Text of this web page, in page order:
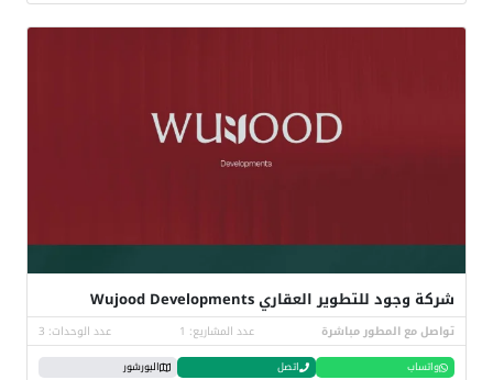
شركة وجود للتطوير العقاري Wujood Developments
تواصل مع المطور مباشرة عدد المشاريع: 1 عدد الوحدات: 3
واتساب اتصل البورشور